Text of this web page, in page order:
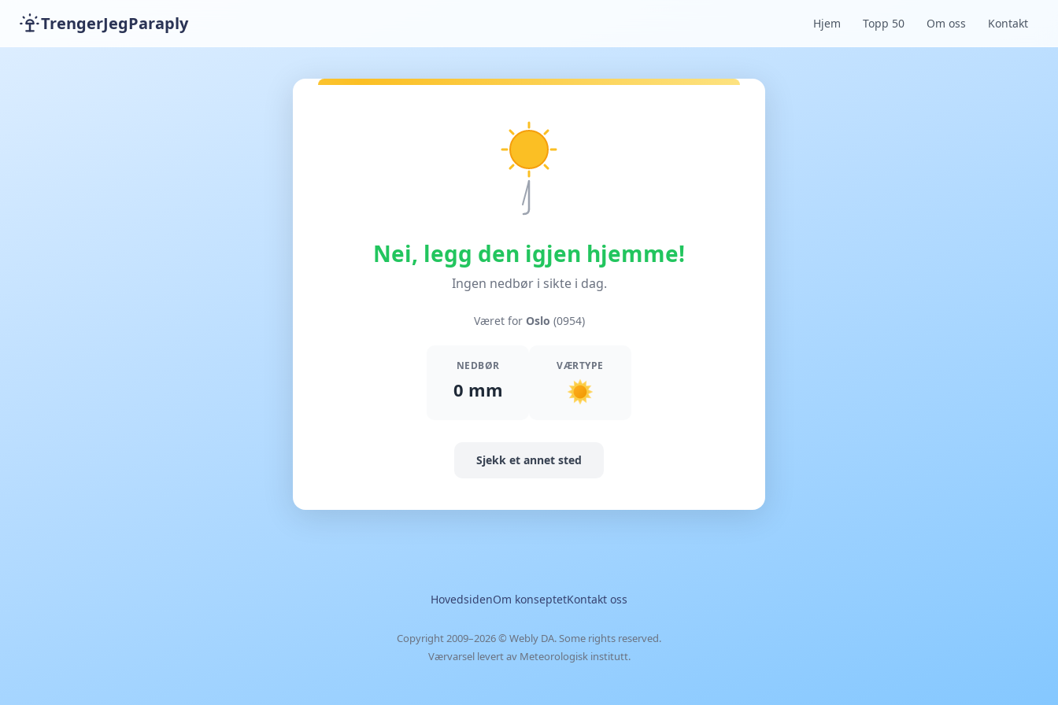
TrengerJegParaply Hjem Topp 50 Om oss Kontakt
Nei, legg den igjen hjemme!
Ingen nedbør i sikte i dag.
Været for Oslo (0954)
NEDBØR
0 mm
VÆRTYPE
Sjekk et annet sted
HovedsidenOm konseptetKontakt oss
Copyright 2009–2026 © Webly DA. Some rights reserved.
Værvarsel levert av Meteorologisk institutt.